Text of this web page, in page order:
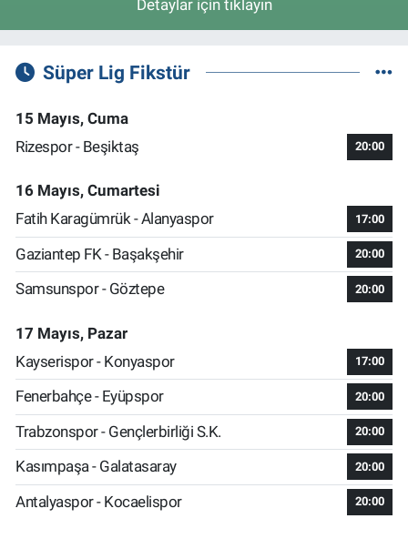
Detaylar için tıklayın
Süper Lig Fikstür
15 Mayıs, Cuma
Rizespor - Beşiktaş
20:00
16 Mayıs, Cumartesi
Fatih Karagümrük - Alanyaspor
17:00
Gaziantep FK - Başakşehir 20:00
Samsunspor - Göztepe 20:00
17 Mayıs, Pazar
Kayserispor - Konyaspor
17:00
Fenerbahçe - Eyüpspor 20:00
Trabzonspor - Gençlerbirliği S.K. 20:00
Kasımpaşa - Galatasaray 20:00
Antalyaspor - Kocaelispor 20:00